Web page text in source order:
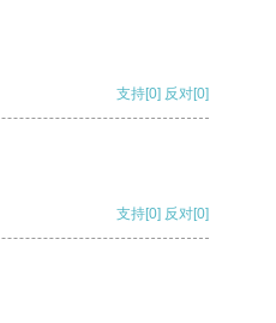
支持[0] 反对[0]
支持[0] 反对[0]